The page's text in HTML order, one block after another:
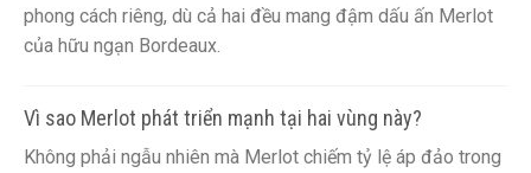
phong cách riêng, dù cả hai đều mang đậm dấu ấn Merlot
của hữu ngạn Bordeaux.
Vì sao Merlot phát triển mạnh tại hai vùng này?
Không phải ngẫu nhiên mà Merlot chiếm tỷ lệ áp đảo trong